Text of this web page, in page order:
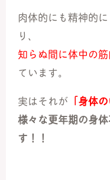
肉体的にも精神的
り、
知らぬ間に体中の
ています。
実はそれが 「身体
様々な更年期の身
す！！